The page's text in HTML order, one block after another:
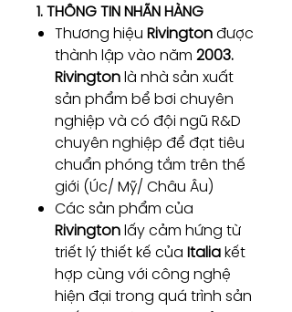
1. THÔNG TIN NHÃN HÀNG
Thương hiệu Rivingtonđược
thành lập vào năm 2003.
Rivingtonlà nhà sản xuất
sản phẩm bể bơi chuyên
nghiệp và có đội ngũ R&D
chuyên nghiệp để đạt tiêu
chuẩn phóng tắm trên thế
giới (Úc/ Mỹ/ Châu Âu)
Các sản phẩm của
Rivingtonlấy cảm hứng từ
triết lý thiết kế của Italiakết
hợp cùng với công nghệ
hiện đại trong quá trình sản